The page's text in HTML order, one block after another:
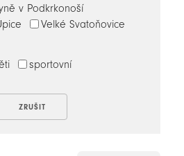
v Podkrkonoší
Velké Svatoňovice
sportovní